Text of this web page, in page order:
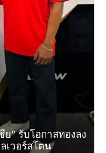
ย” รับโอกาสทองลง
เวอร์สโตน